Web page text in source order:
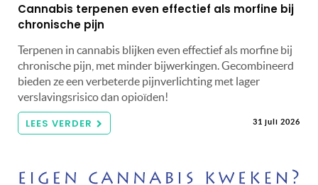
Cannabis terpenen even effectief als morfine bij
chronische pijn
Terpenen in cannabis blijken even effectief als morfine bij
chronische pijn, met minder bijwerkingen. Gecombineerd
bieden ze een verbeterde pijnverlichting met lager
verslavingsrisico dan opioïden!
LEES VERDER 31 juli 2026